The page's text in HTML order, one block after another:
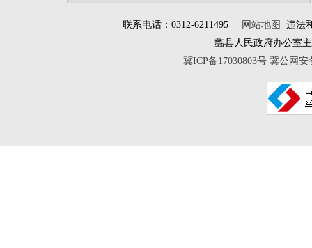
联系电话：0312-6211495 | 网站地图
违法
蠡县人民政府办公
冀ICP备17030803号 冀公网安